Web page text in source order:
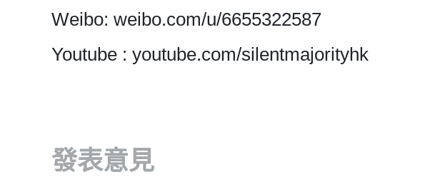
Weibo: weibo.com/u/6655322587
Youtube : youtube.com/silentmajorityhk
發表意見